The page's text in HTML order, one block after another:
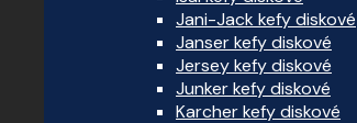
Jani-Jack kefy diskové
Janser kefy diskové
Jersey kefy diskové
Junker kefy diskové
Karcher kefy diskové